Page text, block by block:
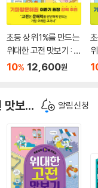
초등 상위 1%를 만드는
위대한 고전 맛보기 : 과
학·철학·종교
10% 12,600원
초등 상위 1%를 만드는 위대한 고전 맛보기 시리즈 알림신청